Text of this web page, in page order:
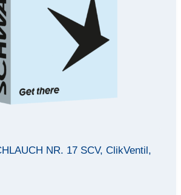
NR. 17 SCV, ClikVentil,